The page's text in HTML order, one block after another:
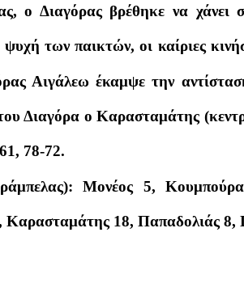
ο Διαγόρας βρέθηκε να
των παικτών, οι καίριες
Αιγάλεω έκαμψε την
Διαγόρα ο Καρασταμάτης
78-72.
Μονέος 5,
Καρασταμάτης 18, Παπαδολιάς 8,